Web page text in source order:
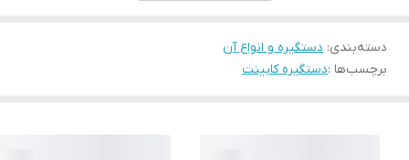
دسته‌بندی: دستگیره و انواع آن
برچسب‌ها :دستگیره کابینت